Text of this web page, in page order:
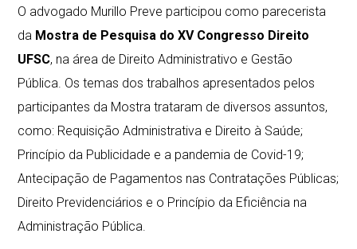
O advogado Murillo Preve participou como parecerista
da Mostra de Pesquisa do XV Congresso Direito
UFSC, na área de Direito Administrativo e Gestão
Pública. Os temas dos trabalhos apresentados pelos
participantes da Mostra trataram de diversos assuntos,
como: Requisição Administrativa e Direito à Saúde;
Princípio da Publicidade e a pandemia de Covid-19;
Antecipação de Pagamentos nas Contratações Públicas;
Direito Previdenciários e o Princípio da Eficiência na
Administração Pública.